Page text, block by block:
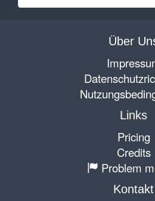
Über
Links
Pricing
Credits
Problem
Kontakt